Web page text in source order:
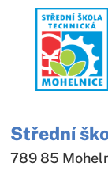
Střední
789 85